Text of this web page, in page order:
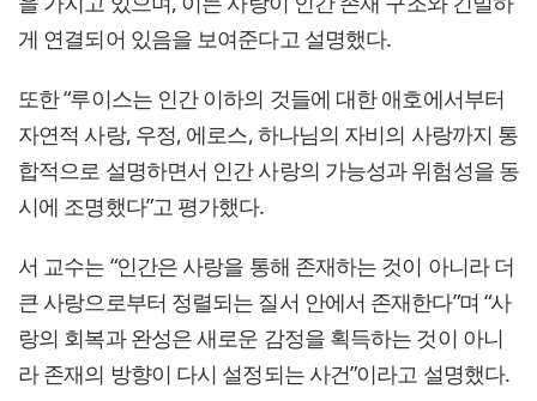
게 연결되어 있음을 보여준다고 설명했다.
또한 “루이스는 인간 이하의 것들에 대한 애호에서부터
자연적 사랑, 우정, 에로스, 하나님의 자비의 사랑까지 통
합적으로 설명하면서 인간 사랑의 가능성과 위험성을 동
시에 조명했다”고 평가했다.
서 교수는 “인간은 사랑을 통해 존재하는 것이 아니라 더
큰 사랑으로부터 정렬되는 질서 안에서 존재한다”며 “사
랑의 회복과 완성은 새로운 감정을 획득하는 것이 아니
라 존재의 방향이 다시 설정되는 사건”이라고 설명했다.